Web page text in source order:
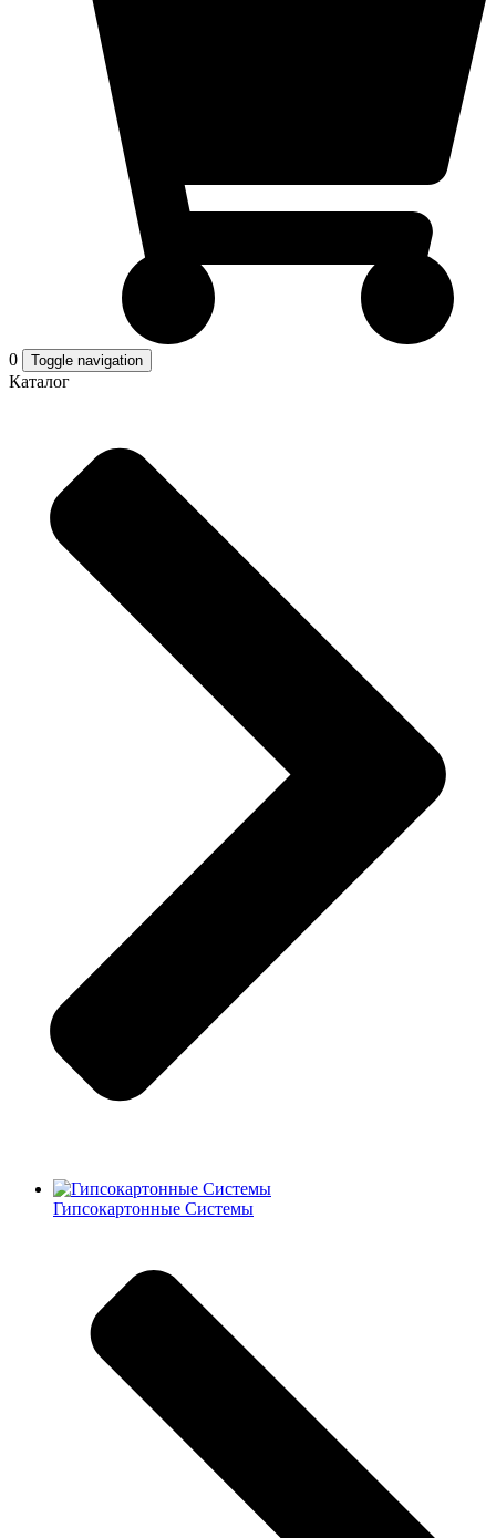
0 Toggle navigation
Каталог
Гипсокартонные Системы